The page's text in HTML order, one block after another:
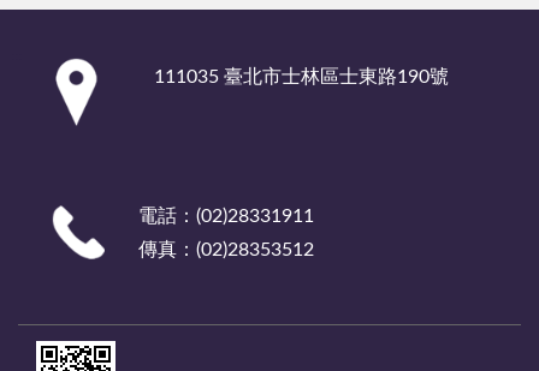
111035 臺北市士林區士東路190號
電話：(02)28331911
傳真：(02)28353512